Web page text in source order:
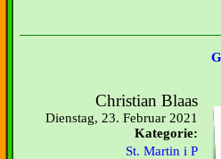
Christian Blaas
Dienstag, 23. Februar 2021
Kategorie:
St. Martin i P